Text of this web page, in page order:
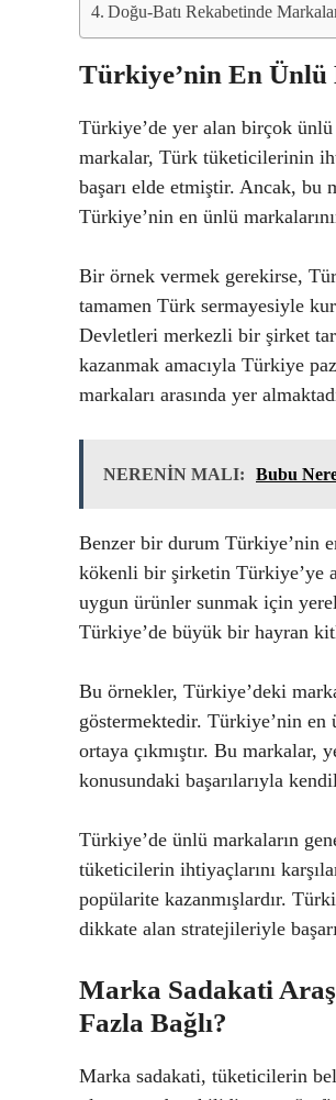
Doğu-Batı Rekabetinde
Türkiye’nin En Ünlü
Türkiye’de yer alan birçok
markalar, Türk tüketicilerinin
başarı elde etmiştir. Ancak,
Türkiye’nin en ünlü
Bir örnek vermek gerekirse,
tamamen Türk sermayesiyle
Devletleri merkezli bir şirket
kazanmak amacıyla Türkiye
markaları arasında yer
NERENİN MALI: Bubu
Benzer bir durum Türkiye’nin
kökenli bir şirketin Türkiye’ye
uygun ürünler sunmak için
Türkiye’de büyük bir hayran
Bu örnekler, Türkiye’deki
göstermektedir. Türkiye’nin en
ortaya çıkmıştır. Bu
konusundaki başarılarıyla
Türkiye’de ünlü markaların
tüketicilerin ihtiyaçlarını
popülarite kazanmışlardır.
dikkate alan stratejileriyle
Marka Sadakati
Fazla Bağlı?
Marka sadakati, tüketicilerin